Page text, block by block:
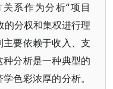
系作为分析“项目
的分权和集权进行理
要依赖于收入、支
分析是一种典型的
色彩浓厚的分析。